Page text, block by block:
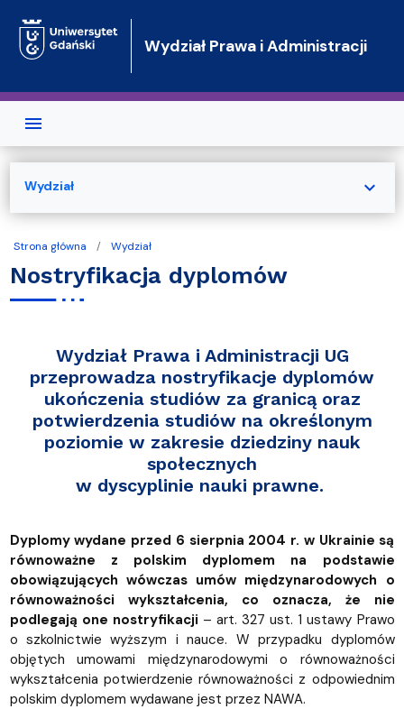
Wydział Prawa i Administracji
Strona główna Wydział
Nostryfikacja dyplomów
Wydział Prawa i Administracji UG
przeprowadza nostryfikacje dyplomów
ukończenia studiów za granicą oraz
potwierdzenia studiów na określonym
poziomie w zakresie dziedziny nauk
społecznych
w dyscyplinie nauki prawne.
Dyplomy wydane przed 6 sierpnia 2004 r. w Ukrainie są
równoważne z polskim dyplomem na podstawie
obowiązujących wówczas umów międzynarodowych o
równoważności wykształcenia, co oznacza, że nie
podlegają one nostryfikacji – art. 327 ust. 1 ustawy Prawo
o szkolnictwie wyższym i nauce. W przypadku dyplomów
objętych umowami międzynarodowymi o równoważności
wykształcenia potwierdzenie równoważności z odpowiednim
polskim dyplomem wydawane jest przez NAWA.
Wydział expand_more